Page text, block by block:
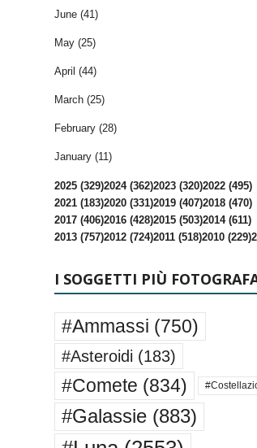
June (41)
May (25)
April (44)
March (25)
February (28)
January (11)
2025 (329)2024 (362)2023 (320)2022 (495)
2021 (183)2020 (331)2019 (407)2018 (470)
2017 (406)2016 (428)2015 (503)2014 (611)
2013 (757)2012 (724)2011 (518)2010 (229)
I SOGGETTI PIÙ
#Ammassi (750)
#Asteroidi (183)
#Comete (834)
#Galassie(883)